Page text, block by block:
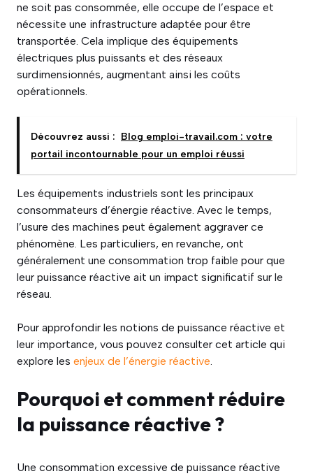
ne soit pas consommée, elle occupe de l’espace et
nécessite une infrastructure adaptée pour être
transportée. Cela implique des équipements
électriques plus puissants et des réseaux
surdimensionnés, augmentant ainsi les coûts
opérationnels.
Découvrez aussi : Blog emploi-travail.com : votre
portail incontournable pour un emploi réussi
Les équipements industriels sont les principaux
consommateurs d’énergie réactive. Avec le temps,
l’usure des machines peut également aggraver ce
phénomène. Les particuliers, en revanche, ont
généralement une consommation trop faible pour que
leur puissance réactive ait un impact significatif sur le
réseau.
Pour approfondir les notions de puissance réactive et
leur importance, vous pouvez consulter cet article qui
explore les enjeux de l’énergie réactive.
Pourquoi et comment réduire
la puissance réactive ?
Une consommation excessive de puissance réactive